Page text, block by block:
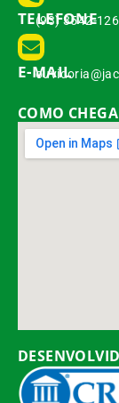
TELEFONE
(93) 3542-
E-MAIL
COMO